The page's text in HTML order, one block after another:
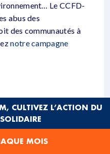
Le CCFD-
abus des
des communautés à
notre campagne
CULTIVEZ L’ACTION DU
SOLIDAIRE
MOIS